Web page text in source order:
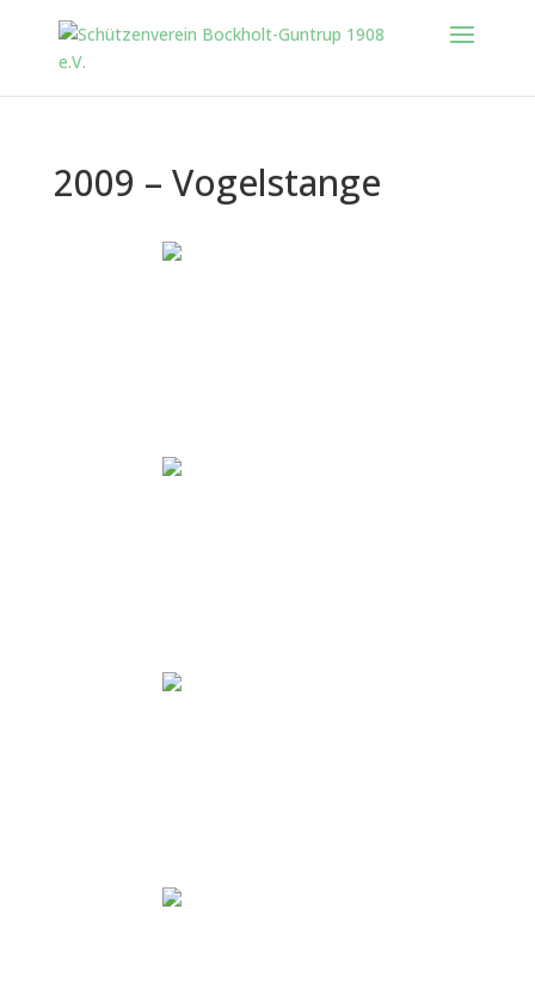
2009 – Vogelstange